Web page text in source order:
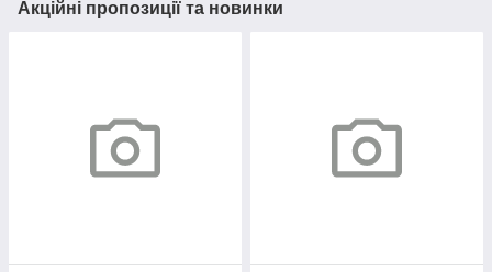
Акційні пропозиції та новинки